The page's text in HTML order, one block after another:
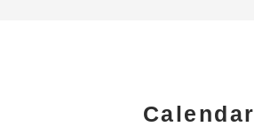
Calendar